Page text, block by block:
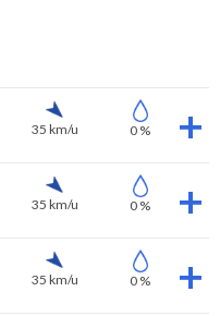
35 km/u 0 %
35 km/u 0 %
35 km/u 0 %